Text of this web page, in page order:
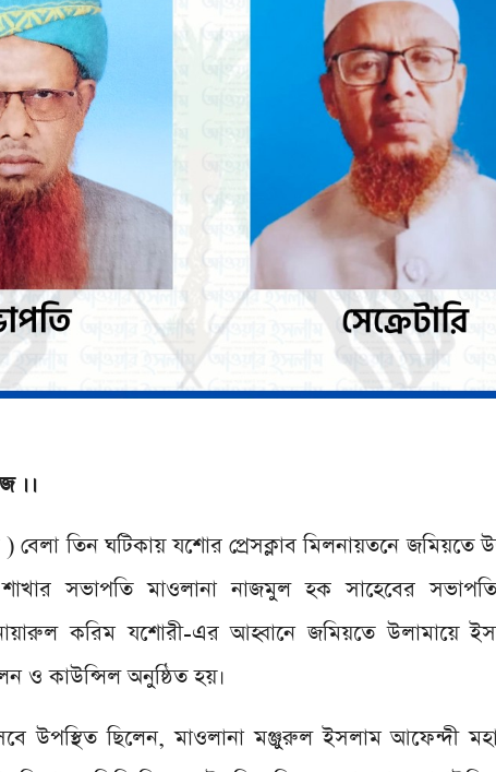
।।
তিন ঘটিকায় যশোর প্রেসক্লাব মিলনায়তনে জমিয়তে
সভাপতি মাওলানা নাজমুল হক সাহেবের
করিম যশোরী-এর আহ্বানে জমিয়তে উলামায়ে
ও কাউন্সিল অনুষ্ঠিত হয়।
উপস্থিত ছিলেন, মাওলানা মঞ্জুরুল ইসলাম আফেন্দী